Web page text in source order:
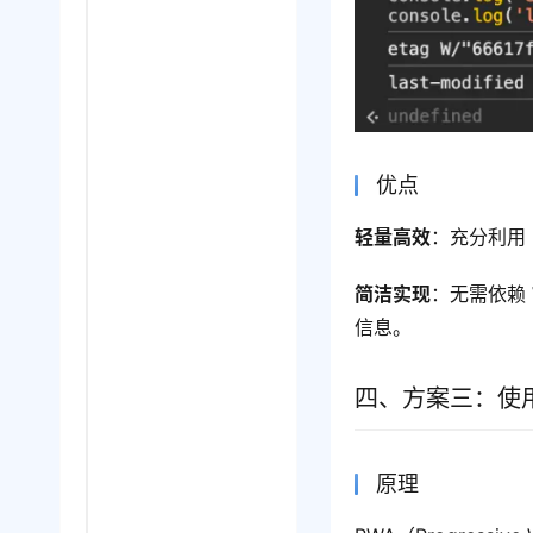
优点
轻量高效：充分利用
简洁实现：无需依
信息。
四、方案三：
原理